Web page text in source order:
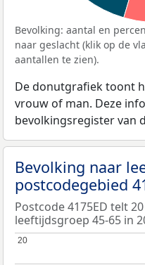
Bevolking: aantal en
naar geslacht (klik op de
aantallen te zien).
De donutgrafiek toont
vrouw of man. Deze
bevolkingsregister van
Bevolking naar
postcodegebied
Postcode 4175ED telt
leeftijdsgroep 45-65 in
20
20